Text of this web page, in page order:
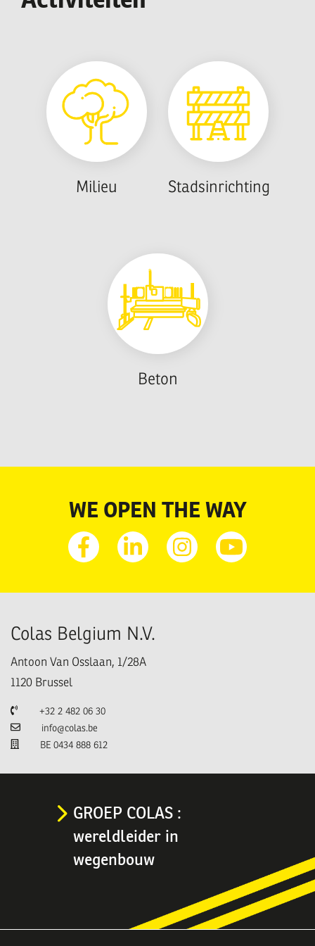
Milieu Stadsinrichting
Beton
WE OPEN THE WAY
FacebookLinkedinInstagramYoutube
Colas Belgium N.V.
Antoon Van Osslaan, 1/28A
1120 Brussel
Telefoon+32 2 482 06 30
E-mailinfo@colas.be
BE 0434 888 612
GROEP COLAS :
wereldleider in
wegenbouw